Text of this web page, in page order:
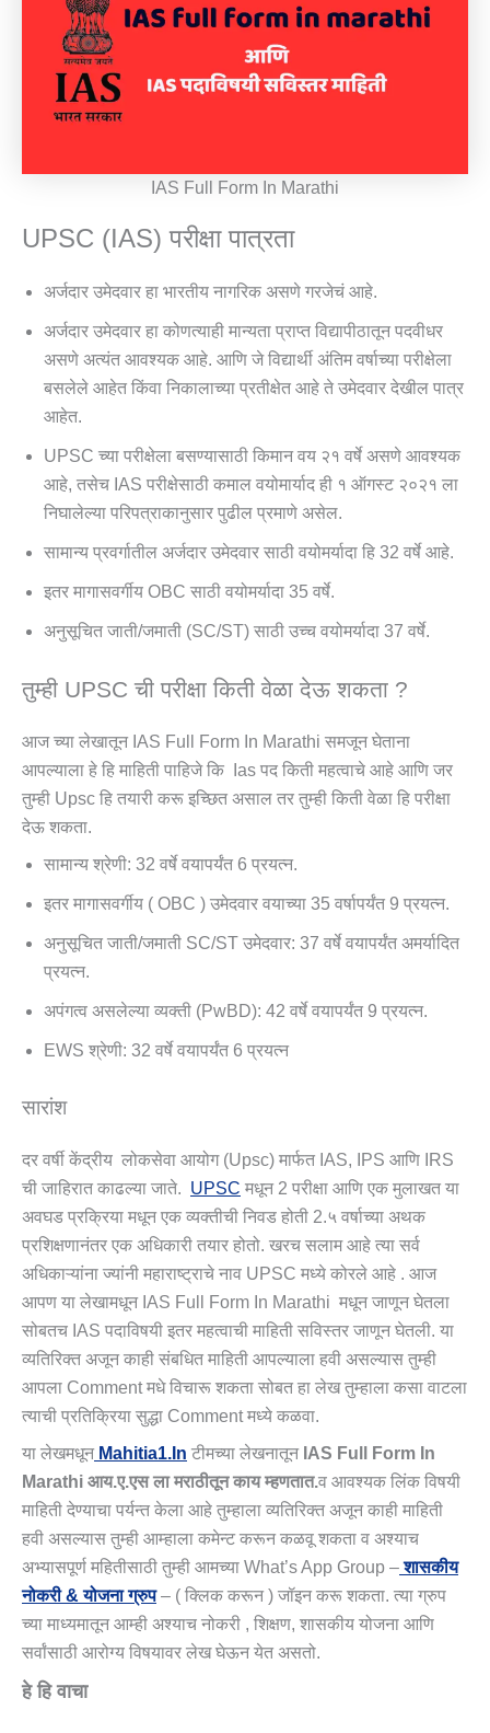
IAS Full Form In Marathi
UPSC (IAS) परीक्षा पात्रता
अर्जदार उमेदवार हा भारतीय नागरिक असणे गरजेचं आहे.
अर्जदार उमेदवार हा कोणत्याही मान्यता प्राप्त विद्यापीठातून पदवीधर
असणे अत्यंत आवश्यक आहे. आणि जे विद्यार्थी अंतिम वर्षाच्या परीक्षेला
बसलेले आहेत किंवा निकालाच्या प्रतीक्षेत आहे ते उमेदवार देखील पात्र
आहेत.
UPSC च्या परीक्षेला बसण्यासाठी किमान वय २१ वर्षे असणे आवश्यक
आहे, तसेच IAS परीक्षेसाठी कमाल वयोमार्याद ही १ ऑगस्ट २०२१ ला
निघालेल्या परिपत्राकानुसार पुढील प्रमाणे असेल.
सामान्य प्रवर्गातील अर्जदार उमेदवार साठी वयोमर्यादा हि 32 वर्षे आहे.
इतर मागासवर्गीय OBC साठी वयोमर्यादा 35 वर्षे.
अनुसूचित जाती/जमाती (SC/ST) साठी उच्च वयोमर्यादा 37 वर्षे.
तुम्ही UPSC ची परीक्षा किती वेळा देऊ शकता ?
आज च्या लेखातून IAS Full Form In Marathi समजून घेताना
आपल्याला हे हि माहिती पाहिजे कि Ias पद किती महत्वाचे आहे आणि जर
तुम्ही Upsc हि तयारी करू इच्छित असाल तर तुम्ही किती वेळा हि परीक्षा
देऊ शकता.
सामान्य श्रेणी: 32 वर्षे वयापर्यंत 6 प्रयत्न.
इतर मागासवर्गीय ( OBC ) उमेदवार वयाच्या 35 वर्षापर्यंत 9 प्रयत्न.
अनुसूचित जाती/जमाती SC/ST उमेदवार: 37 वर्षे वयापर्यंत अमर्यादित
प्रयत्न.
अपंगत्व असलेल्या व्यक्ती (PwBD): 42 वर्षे वयापर्यंत 9 प्रयत्न.
EWS श्रेणी: 32 वर्षे वयापर्यंत 6 प्रयत्न
सारांश
दर वर्षी केंद्रीय लोकसेवा आयोग (upsc) मार्फत IAS, IPS आणि IRS
ची जाहिरात काढल्या जाते. UPSC मधून 2 परीक्षा आणि एक मुलाखत या
अवघड प्रक्रिया मधून एक व्यक्तीची निवड होती 2.५ वर्षाच्या अथक
प्रशिक्षणानंतर एक अधिकारी तयार होतो. खरच सलाम आहे त्या सर्व
अधिकाऱ्यांना ज्यांनी महाराष्ट्राचे नाव UPSC मध्ये कोरले आहे . आज
आपण या लेखामधून IAS Full Form In Marathi मधून जाणून घेतला
सोबतच IAS पदाविषयी इतर महत्वाची माहिती सविस्तर जाणून घेतली. या
व्यतिरिक्त अजून काही संबधित माहिती आपल्याला हवी असल्यास तुम्ही
आपला Comment मधे विचारू शकता सोबत हा लेख तुम्हाला कसा वाटला
त्याची प्रतिक्रिया सुद्धा Comment मध्ये कळवा.
या लेखमधून Mahitia1.in टीमच्या लेखनातून IAS Full Form In
Marathi आय.ए.एस ला मराठीतून काय म्हणतात.व आवश्यक लिंक विषयी
माहिती देण्याचा पर्यन्त केला आहे तुम्हाला व्यतिरिक्त अजून काही माहिती
हवी असल्यास तुम्ही आम्हाला कमेन्ट करून कळवू शकता व अश्याच
अभ्यासपूर्ण महितीसाठी तुम्ही आमच्या What’s App Group –शासकीय
नोकरी & योजना ग्रुप– ( क्लिक करून ) जॉइन करू शकता. त्या ग्रुप
च्या माध्यमातून आम्ही अश्याच नोकरी , शिक्षण, शासकीय योजना आणि
सर्वांसाठी आरोग्य विषयावर लेख घेऊन येत असतो.
हे हि वाचा